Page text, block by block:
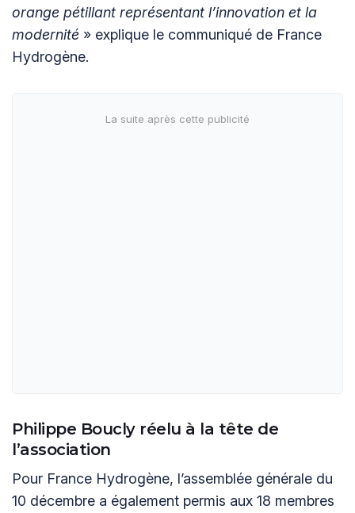
orange pétillant représentant l’innovation et la
modernité » explique le communiqué de France
Hydrogène.
Philippe Boucly réelu à la tête de
l’association
Pour France Hydrogène, l’assemblée générale du
10 décembre a également permis aux 18 membres